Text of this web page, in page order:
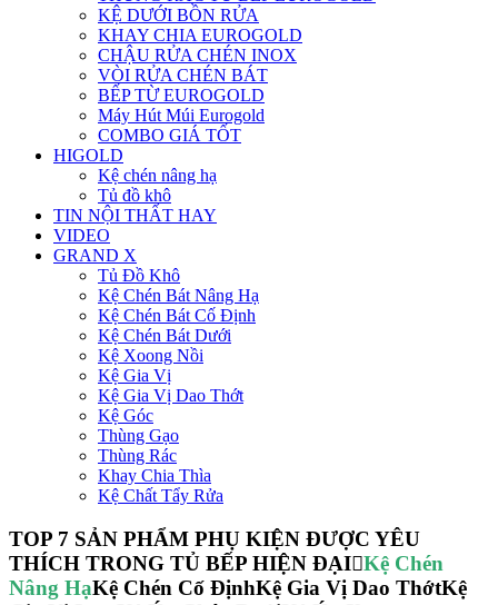
KỆ DƯỚI BỒN RỬA
KHAY CHIA EUROGOLD
CHẬU RỬA CHÉN INOX
VÒI RỬA CHÉN BÁT
BẾP TỪ EUROGOLD
Máy Hút Múi Eurogold
COMBO GIÁ TỐT
HIGOLD
Kệ chén nâng hạ
Tủ đồ khô
TIN NỘI THẤT HAY
VIDEO
GRAND X
Tủ Đồ Khô
Kệ Chén Bát Nâng Hạ
Kệ Chén Bát Cố Định
Kệ Chén Bát Dưới
Kệ Xoong Nồi
Kệ Gia Vị
Kệ Gia Vị Dao Thớt
Kệ Góc
Thùng Gạo
Thùng Rác
Khay Chia Thìa
Kệ Chất Tẩy Rửa
TOP 7 SẢN PHẨM PHỤ KIỆN ĐƯỢC YÊU
THÍCH TRONG TỦ BẾP HIỆN ĐẠI Kệ Chén
Nâng HạKệ Chén Cố ĐịnhKệ Gia Vị Dao ThớtKệ